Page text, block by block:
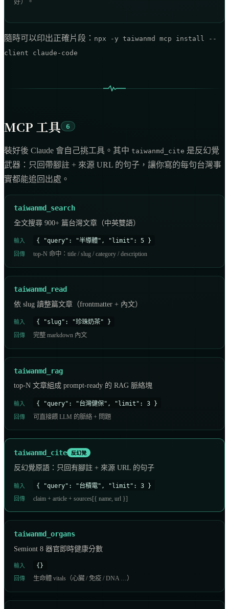
隨時可以印出正確片段： npx -y taiwanmd mcp install --
client claude-code
MCP 工具 6
裝好後 Claude 會自己挑工具。其中 taiwanmd_cite 是反幻覺
武器：只回帶腳註 + 來源 URL 的句子，讓你寫的每句台灣事
實都能追回出處。
taiwanmd_search
全文搜尋 900+ 篇台灣文章（中英雙語）
輸入 { "query": "半導體", "limit": 5 }
回傳 top-N 命中：title / slug / category / description
taiwanmd_read
依 slug 讀整篇文章（frontmatter + 內文）
輸入 { "slug": "珍珠奶茶" }
回傳 完整 markdown 內文
taiwanmd_rag
top-N 文章組成 prompt-ready 的 RAG 脈絡塊
輸入 { "query": "台灣健保", "limit": 3 }
回傳 可直接餵 LLM 的脈絡 + 問題
taiwanmd_cite 反幻覺
反幻覺原語：只回有腳註 + 來源 URL 的句子
輸入 { "query": "台積電", "limit": 3 }
回傳 claim + article + sources[{ name, url }]
taiwanmd_organs
Semiont 8 器官即時健康分數
輸入 {}
回傳 生命體 vitals（心臟 / 免疫 / DNA …）